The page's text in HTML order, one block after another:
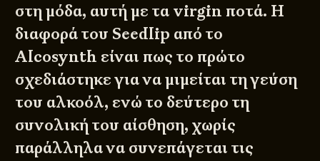
στη μόδα, αυτή με τα virgin ποτά. Η
διαφορά του Seedlip από το
Alcosynth είναι πως το πρώτο
σχεδιάστηκε για να μιμείται τη γεύση
του αλκοόλ, ενώ το δεύτερο τη
συνολική του αίσθηση, χωρίς
παράλληλα να συνεπάγεται τις